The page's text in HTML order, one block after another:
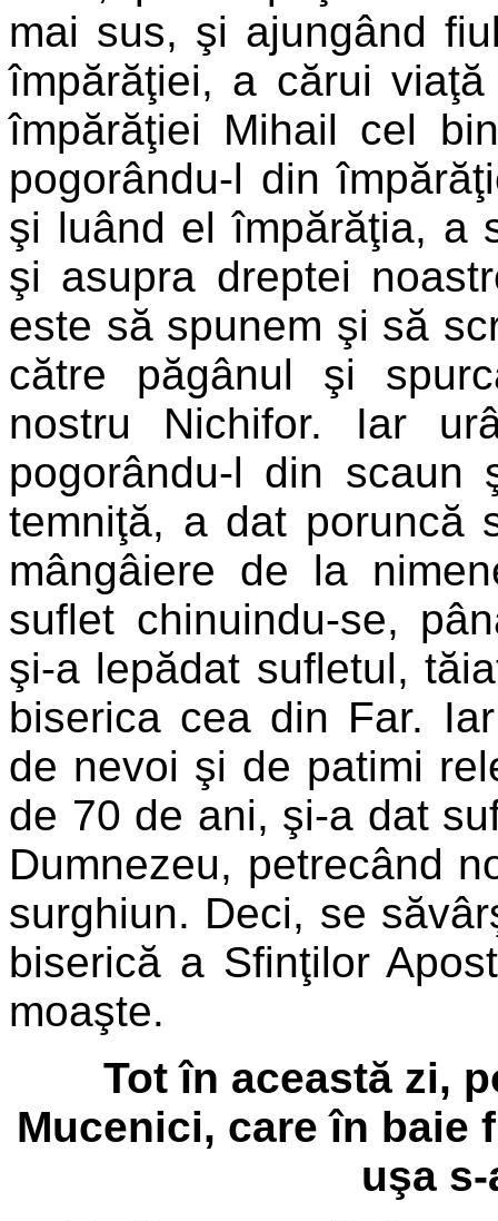
mai sus, şi ajungând
împărăţiei, a cărui
împărăţiei Mihail cel
pogorându-l din
şi luând el împărăţia, a
şi asupra dreptei
este să spunem şi să
către păgânul şi
nostru Nichifor. Iar
pogorându-l din scaun
temniţă, a dat poruncă
mângâiere de la
suflet chinuindu-se,
şi-a lepădat sufletul,
biserica cea din Far.
de nevoi şi de patimi
de 70 de ani, şi-a dat
Dumnezeu, petrecând
surghiun. Deci, se
biserică a Sfinţilor
moaşte.
Tot în această zi,
Mucenici, care în baie
uşa